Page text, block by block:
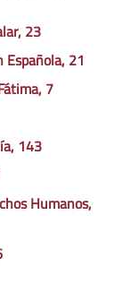
23
21
7
143
Humanos,
6